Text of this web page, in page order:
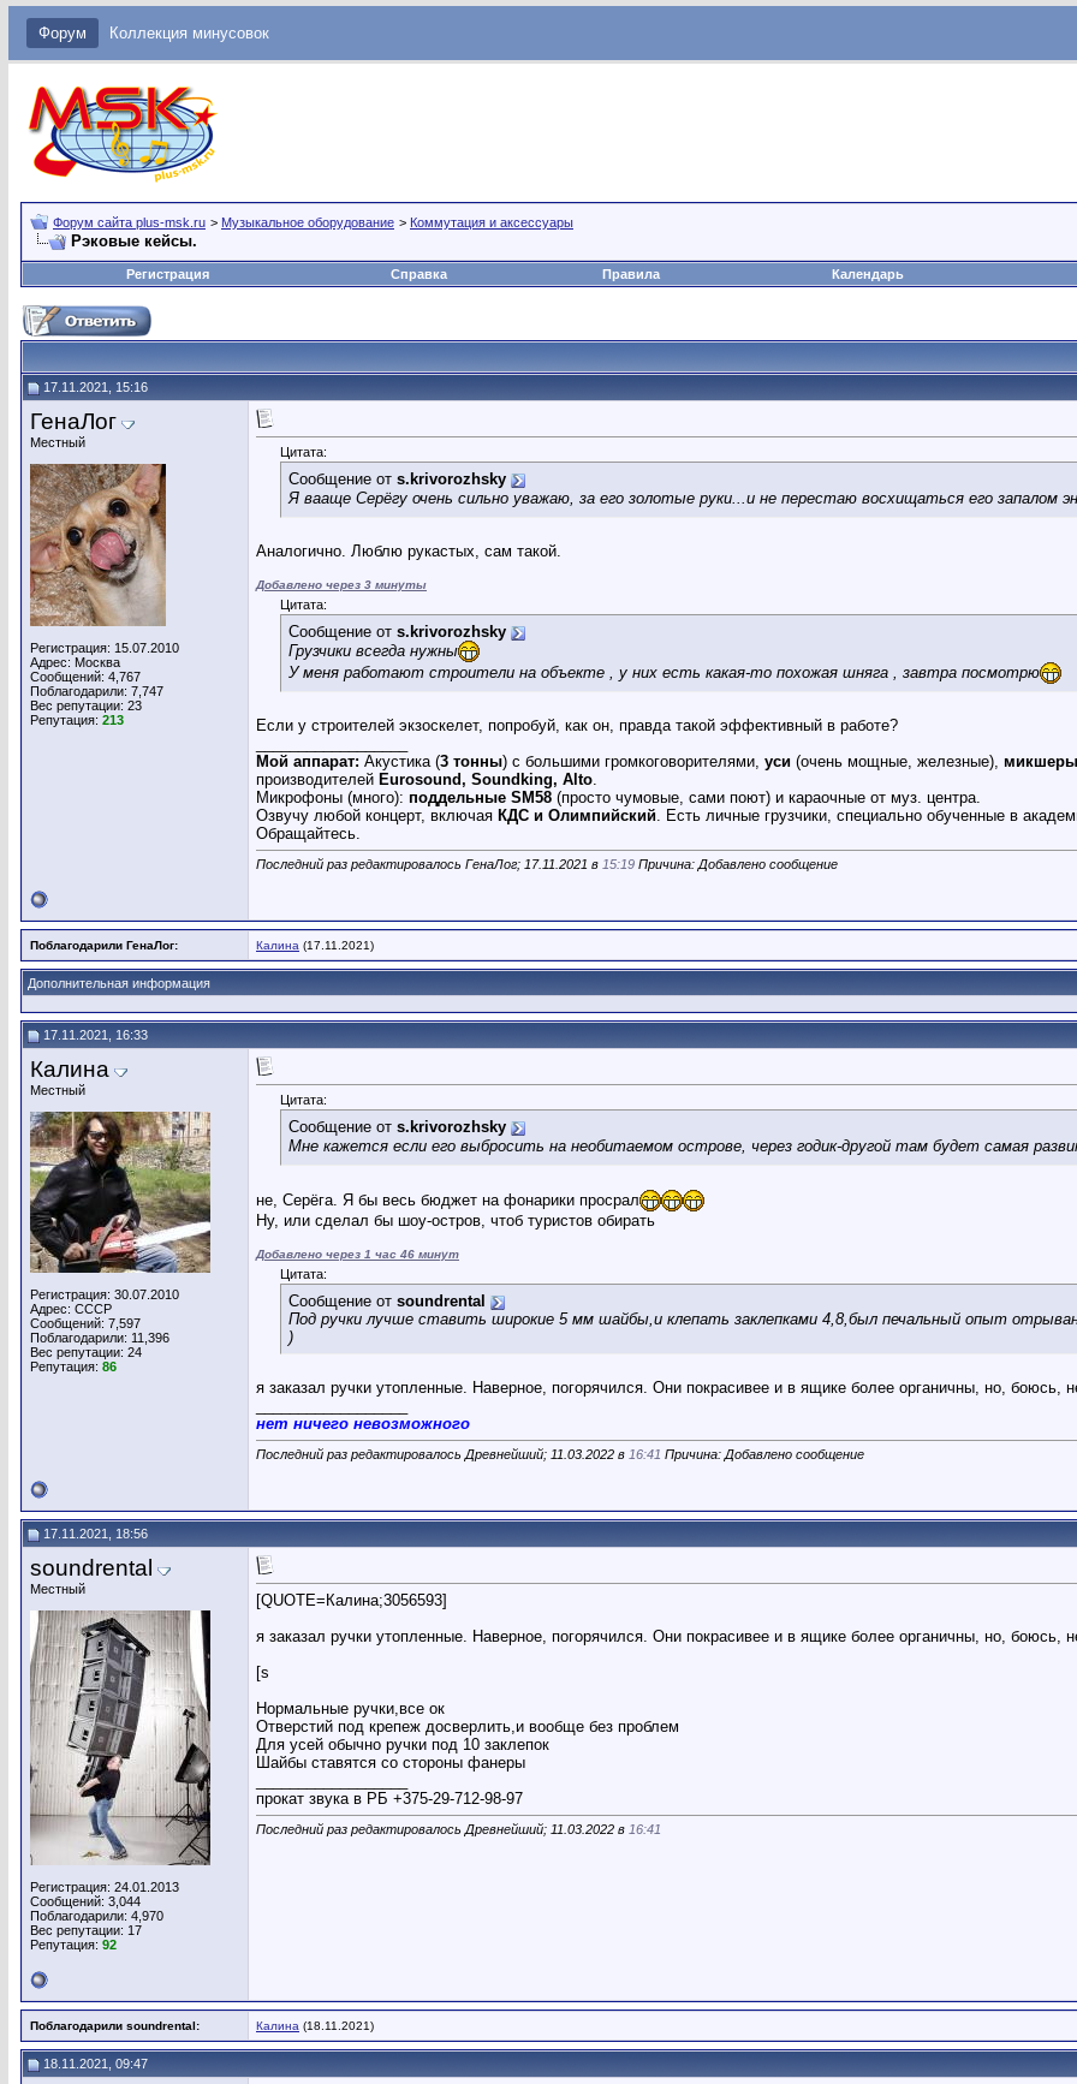
Форум Коллекция минусовок
Форум сайта plus-msk.ru > Музыкальное оборудование > Коммутация и аксессуары
Рэковые кейсы.
Регистрация Справка Правила Календарь
17.11.2021, 15:16
ГенаЛог
Местный
Регистрация: 15.07.2010
Адрес: Москва
Сообщений: 4,767
Поблагодарили: 7,747
Вес репутации: 23
Репутация: 213
Цитата:
Сообщение от s.krivorozhsky
Я вааще Серёгу очень сильно уважаю, за его золотые руки...и не перестаю восхищаться его запалом
Аналогично. Люблю рукастых, сам такой.
Добавлено через 3 минуты
Цитата:
Сообщение от s.krivorozhsky
Грузчики всегда нужны
У меня работают строители на объекте , у них есть какая-то похожая шняга , завтра посмотрю
Если у строителей экзоскелет, попробуй, как он, правда такой эффективный в работе?
Мой аппарат: Акустика (3 тонны) с большими громкоговорителями, уси (очень мощные, железные),
производителей Eurosound, Soundking, Alto.
Микрофоны (много): поддельные SM58 (просто чумовые, сами поют) и караочные от муз. центра.
Озвучу любой концерт, включая КДС и Олимпийский. Есть личные грузчики, специально обученные в
Обращайтесь.
Последний раз редактировалось ГенаЛог; 17.11.2021 в 15:19 Причина: Добавлено сообщение
Поблагодарили ГенаЛог: Калина (17.11.2021)
Дополнительная информация
17.11.2021, 16:33
Калина
Местный
Регистрация: 30.07.2010
Адрес: СССР
Сообщений: 7,597
Поблагодарили: 11,396
Вес репутации: 24
Репутация: 86
Цитата:
Сообщение от s.krivorozhsky
Мне кажется если его выбросить на необитаемом острове, через годик-другой там будет самая
не, Серёга. Я бы весь бюджет на фонарики просрал
Ну, или сделал бы шоу-остров, чтоб туристов обирать
Добавлено через 1 час 46 минут
Цитата:
Сообщение от soundrental
Под ручки лучше ставить широкие 5 мм шайбы,и клепать заклепками 4,8,был печальный опыт
)
я заказал ручки утопленные. Наверное, погорячился. Они покрасивее и в ящике более органичны, но, боюсь,
нет ничего невозможного
Последний раз редактировалось Древнейший; 11.03.2022 в 16:41 Причина: Добавлено сообщение
17.11.2021, 18:56
soundrental
Местный
Регистрация: 24.01.2013
Сообщений: 3,044
Поблагодарили: 4,970
Вес репутации: 17
Репутация: 92
[QUOTE=Калина;3056593]
я заказал ручки утопленные. Наверное, погорячился. Они покрасивее и в ящике более органичны, но, боюсь,
[s
Нормальные ручки,все ок
Отверстий под крепеж досверлить,и вообще без проблем
Для усей обычно ручки под 10 заклепок
Шайбы ставятся со стороны фанеры
прокат звука в РБ +375-29-712-98-97
Последний раз редактировалось Древнейший; 11.03.2022 в 16:41
Поблагодарили soundrental: Калина (18.11.2021)
18.11.2021, 09:47